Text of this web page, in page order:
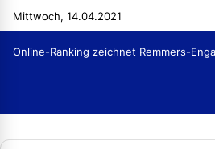
Mittwoch, 14.04.2021
Online-Ranking zeichnet Remmers-